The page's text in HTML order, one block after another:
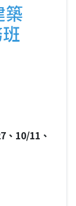
築
、10/11、